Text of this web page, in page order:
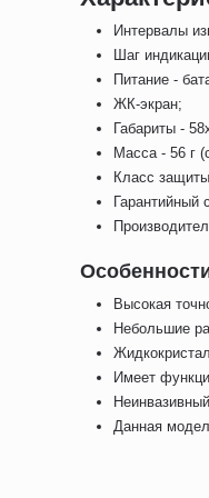
Интервалы
Шаг
Питание -
ЖК-экран;
Габариты -
Масса - 56 г
Класс
Гарантийный
Высокая
Небольшие
Имеет
Данная